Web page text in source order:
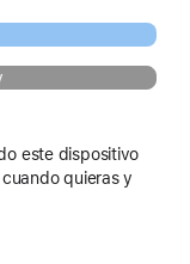
este dispositivo
quieras y